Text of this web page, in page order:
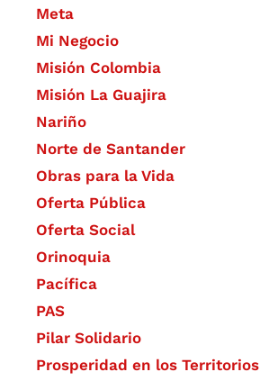
Meta
Mi Negocio
Misión Colombia
Misión La Guajira
Nariño
Norte de Santander
Obras para la Vida
Oferta Pública
Oferta Social​​
Orinoquia
Pacífica
PAS
Pilar Solidario
Prosperidad en los Territorios